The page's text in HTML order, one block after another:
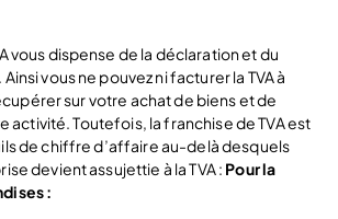
vous dispense de la déclaration et du
vous ne pouvez ni facturer la TVA à
sur votre achat de biens et de
activité. Toutefois, la franchise de TVA est
de chiffre d’affaire au-delà desquels
devient assujettie à la TVA : Pour la
: